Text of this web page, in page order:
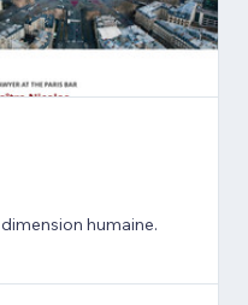
humaine.